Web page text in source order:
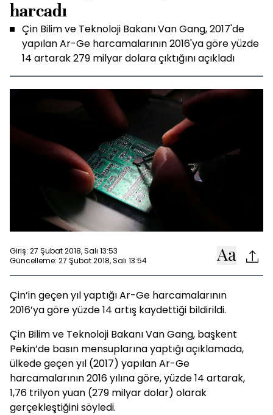
harcadı
Çin Bilim ve Teknoloji Bakanı Van Gang, 2017'de
yapılan Ar-Ge harcamalarının 2016'ya göre yüzde
14 artarak 279 milyar dolara çıktığını açıkladı
Giriş: 27 Şubat 2018, Salı 13:53
Güncelleme: 27 Şubat 2018, Salı 13:54
Çin’in geçen yıl yaptığı Ar-Ge harcamalarının
2016’ya göre yüzde 14 artış kaydettiği bildirildi.
Çin Bilim ve Teknoloji Bakanı Van Gang, başkent
Pekin’de basın mensuplarına yaptığı açıklamada,
ülkede geçen yıl (2017) yapılan Ar-Ge
harcamalarının 2016 yılına göre, yüzde 14 artarak,
1,76 trilyon yuan (279 milyar dolar) olarak
gerçekleştiğini söyledi.